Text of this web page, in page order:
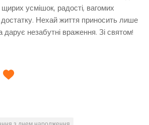
усмішок, радості, вагомих
Нехай життя приносить лише
дарує незабутні враження. Зі святом!